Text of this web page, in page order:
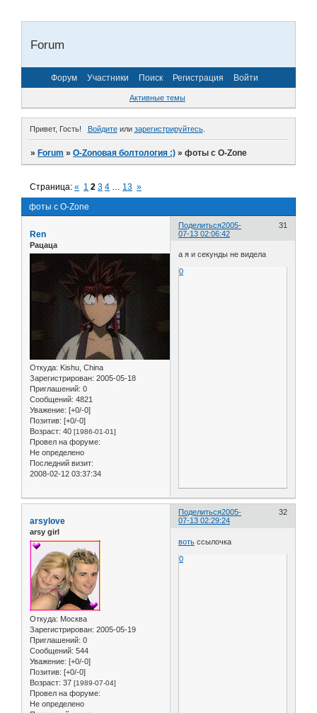
Forum
Форум Участники Поиск Регистрация Войти
Активные темы
Привет, Гость! Войдитеили зарегистрируйтесь.
»Forum »O-Zonoвая болтология :) »фоты с O-Zone
фоты с O-Zone
Страница:« 1 2 3 4 … 13 »
Поделиться 31
2005-
07-13 02:06:42
Ren
Рацаца
Откуда: Kishu, China
Зарегистрирован: 2005-05-18
Приглашений: 0
Сообщений: 4821
Уважение: [+0/-0]
Позитив: [+0/-0]
Возраст: 40 [1986-01-01]
Провел на форуме:
Не определено
Последний визит:
2008-02-12 03:37:34
а я и секунды не видела
0
Поделиться 32
2005-
07-13 02:29:24
arsylove
arsy girl
Откуда: Москва
Зарегистрирован: 2005-05-19
Приглашений: 0
Сообщений: 544
Уважение: [+0/-0]
Позитив: [+0/-0]
Возраст: 37 [1989-07-04]
Провел на форуме:
Не определено
воть ссылочка
0